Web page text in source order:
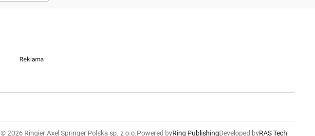
Reklama
© 2026 Ringier Axel Springer Polska sp. z o.o.Powered byRing PublishingDeveloped byRAS Tech